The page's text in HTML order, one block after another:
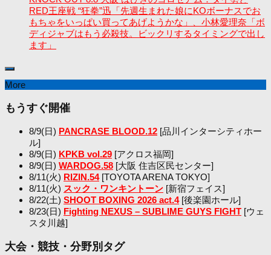
RED王座戦 “狂拳”迅「先週生まれた娘にKOボーナスでお
もちゃをいっぱい買ってあげようかな」、小林愛理奈「ボ
ディジャブはもう必殺技。ビックリするタイミングで出し
ます」
More
もうすぐ開催
8/9(日) PANCRASE BLOOD.12 [品川インターシティホー
ル]
8/9(日) KPKB vol.29 [アクロス福岡]
8/9(日) WARDOG.58 [大阪 住吉区民センター]
8/11(火) RIZIN.54[TOYOTA ARENA TOKYO]
8/11(火) スック・ワンキントーン [新宿フェイス]
8/22(土) SHOOT BOXING 2026 act.4[後楽園ホール]
8/23(日) Fighting NEXUS – SUBLIME GUYS FIGHT [ウェ
スタ川越]
大会・競技・分野別タグ